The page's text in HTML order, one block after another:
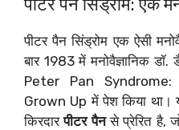
पीटर पैन सिंड्रोम एक ऐसी
बार 1983 में मनोवैज्ञानिक
Peter Pan
Grown Up में पेश किया था।
किरदारपीटर पैनसे प्रेरित है,